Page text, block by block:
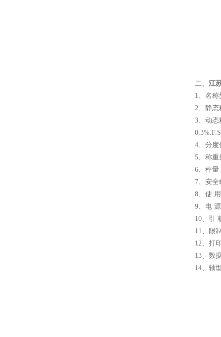
二、 江
1、名
2、静
3、动态
4、分度
5、称重
6、秤量
7、安全
8、使
9、电
10、引
11、限
12、打
13、数
14、轴